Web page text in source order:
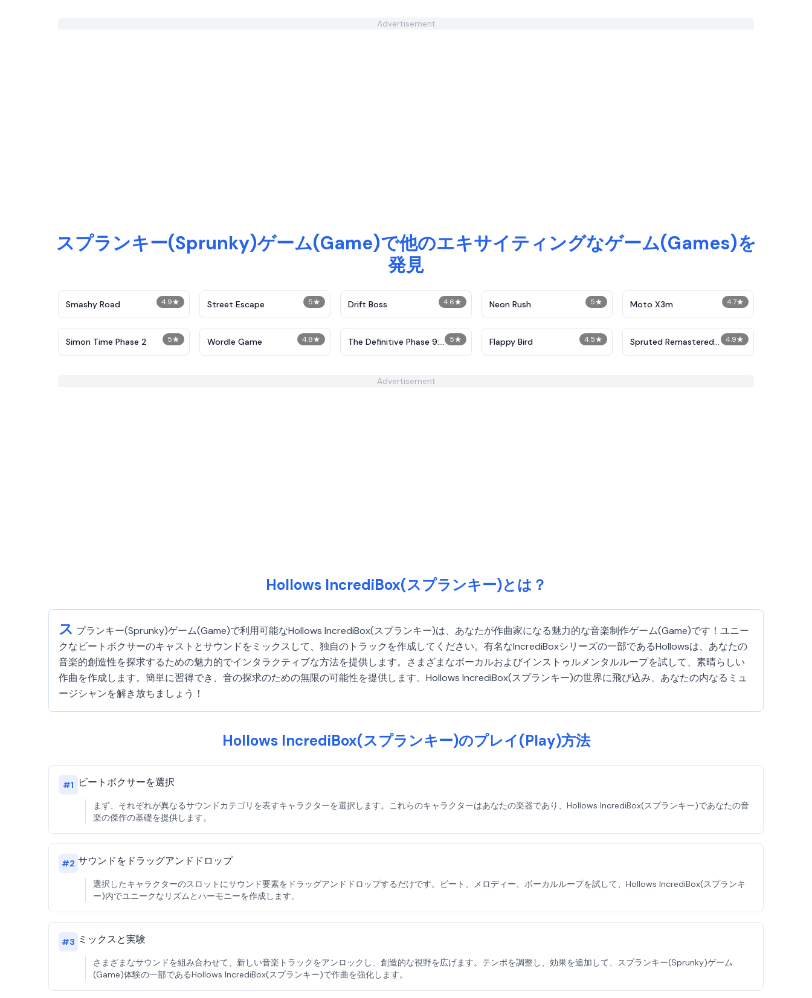
Advertisement
スプランキー(Sprunky)ゲーム(Game)で他のエキサイティングなゲーム(Games)を
発見
4.9★
Smashy Road 5★
Street Escape 4.6★
Drift Boss 5★
Neon Rush 4.7★
Moto X3m
5★
Simon Time Phase 2 4.8★
Wordle Game 5★
The Definitive Phase 9:
Demolition
4.5★
Flappy Bird 4.9★
Spruted Remastered
Alternative Phase 2
Advertisement
Hollows IncrediBox(スプランキー)とは？
ス プランキー(Sprunky)ゲーム(Game)で利用可能なHollows IncrediBox(スプランキー)は、あなたが作曲家になる魅力的な音楽制作ゲーム(Game)です！ユニー
クなビートボクサーのキャストとサウンドをミックスして、独自のトラックを作成してください。有名なIncrediBoxシリーズの一部であるHollowsは、あなたの
音楽的創造性を探求するための魅力的でインタラクティブな方法を提供します。さまざまなボーカルおよびインストゥルメンタルループを試して、素晴らしい
作曲を作成します。簡単に習得でき、音の探求のための無限の可能性を提供します。Hollows IncrediBox(スプランキー)の世界に飛び込み、あなたの内なるミュ
ージシャンを解き放ちましょう！
Hollows IncrediBox(スプランキー)のプレイ(Play)方法
#1 ビートボクサーを選択
まず、それぞれが異なるサウンドカテゴリを表すキャラクターを選択します。これらのキャラクターはあなたの楽器であり、Hollows IncrediBox(スプランキー)であなたの音
楽の傑作の基礎を提供します。
#2 サウンドをドラッグアンドドロップ
選択したキャラクターのスロットにサウンド要素をドラッグアンドドロップするだけです。ビート、メロディー、ボーカルループを試して、Hollows IncrediBox(スプランキ
ー)内でユニークなリズムとハーモニーを作成します。
#3 ミックスと実験
さまざまなサウンドを組み合わせて、新しい音楽トラックをアンロックし、創造的な視野を広げます。テンポを調整し、効果を追加して、スプランキー(Sprunky)ゲーム
(Game)体験の一部であるHollows IncrediBox(スプランキー)で作曲を強化します。